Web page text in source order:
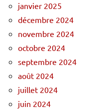
janvier 2025
décembre 2024
novembre 2024
octobre 2024
septembre 2024
août 2024
juillet 2024
juin 2024